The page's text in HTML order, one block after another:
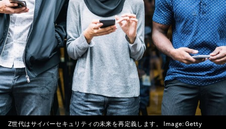
Z世代はサイバーセキュリティの未来を再定義します。 Image:Getty